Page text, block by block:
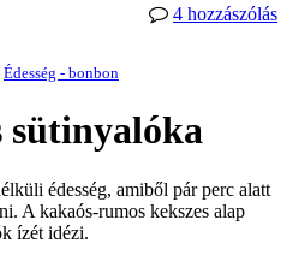
4 hozzászólás
Édesség - bonbon
sütinyalóka
édesség, amiből pár perc alatt
A kakaós-rumos kekszes alap
ízét idézi.